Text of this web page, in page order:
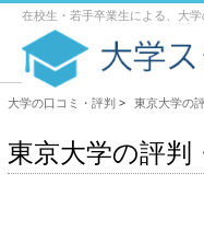
在校生・若手卒業生による、大
大学の口コミ・評判 > 東京大学の
東京大学の評判